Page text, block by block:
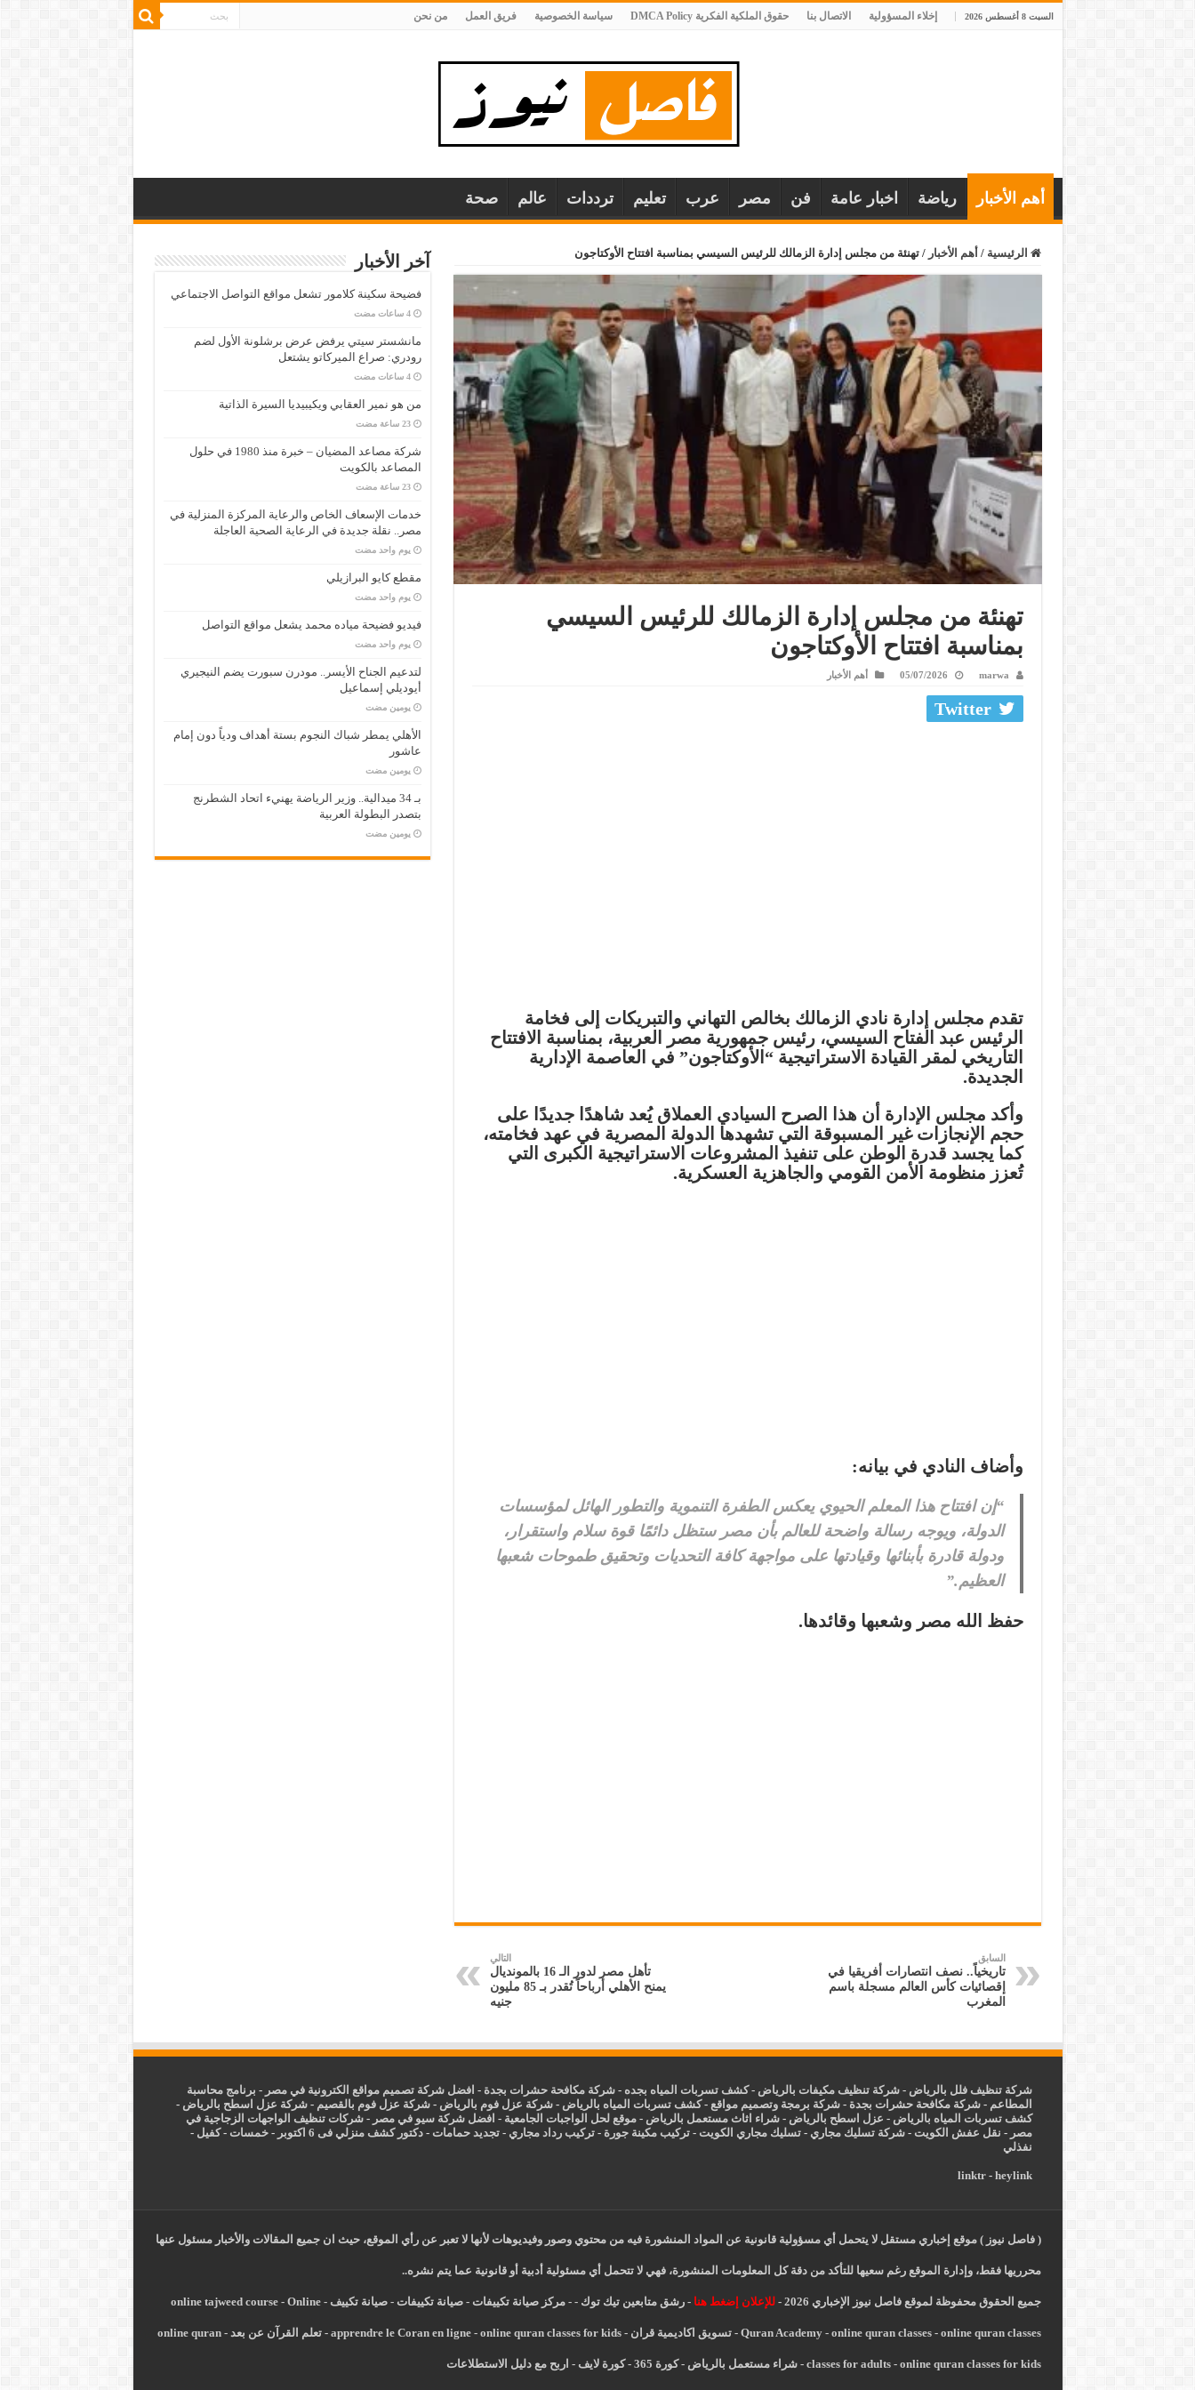
السبت 8 أغسطس 2026 إخلاء المسؤولية الاتصال بنا حقوق الملكية الفكرية DMCA Policy سياسة الخصوصية فريق العمل من نحن
أهم الأخبار رياضة اخبار عامة فن مصر عرب تعليم ترددات عالم صحة
الرئيسية / أهم الأخبار / تهنئة من مجلس إدارة الزمالك للرئيس السيسي بمناسبة افتتاح الأوكتاجون
تهنئة من مجلس إدارة الزمالك للرئيس السيسي
بمناسبة افتتاح الأوكتاجون
marwa
05/07/2026 أهم الأخبار
Twitter
تقدم مجلس إدارة نادي الزمالك بخالص التهاني والتبريكات إلى فخامة
الرئيس عبد الفتاح السيسي، رئيس جمهورية مصر العربية، بمناسبة الافتتاح
التاريخي لمقر القيادة الاستراتيجية“الأوكتاجون” في العاصمة الإدارية
الجديدة.
وأكد مجلس الإدارة أن هذا الصرح السيادي العملاق يُعد شاهدًا جديدًا على
حجم الإنجازات غير المسبوقة التي تشهدها الدولة المصرية في عهد فخامته،
كما يجسد قدرة الوطن على تنفيذ المشروعات الاستراتيجية الكبرى التي
تُعزز منظومة الأمن القومي والجاهزية العسكرية.
وأضاف النادي في بيانه:
“إن افتتاح هذا المعلم الحيوي يعكس الطفرة التنموية والتطور الهائل لمؤسسات
الدولة، ويوجه رسالة واضحة للعالم بأن مصر ستظل دائمًا قوة سلام واستقرار،
ودولة قادرة بأبنائها وقيادتها على مواجهة كافة التحديات وتحقيق طموحات شعبها
العظيم.”
حفظ الله مصر وشعبها وقائدها.
السابق
تاريخياً.. نصف انتصارات أفريقيا في
إقصائيات كأس العالم مسجلة باسم
المغرب
التالي
تأهل مصر لدور الـ 16 بالمونديال
يمنح الأهلي أرباحاً تُقدر بـ 85 مليون
جنيه
آخر الأخبار
فضيحة سكينة كلامور تشعل مواقع التواصل الاجتماعي
‏4 ساعات مضت
مانشستر سيتي يرفض عرض برشلونة الأول لضم
رودري: صراع الميركاتو يشتعل
‏4 ساعات مضت
من هو نمير العقابي ويكيبيديا السيرة الذاتية
‏23 ساعة مضت
شركة مصاعد المضيان – خبرة منذ 1980 في حلول
المصاعد بالكويت
‏23 ساعة مضت
خدمات الإسعاف الخاص والرعاية المركزة المنزلية في
مصر.. نقلة جديدة في الرعاية الصحية العاجلة
‏يوم واحد مضت
مقطع كايو البرازيلي
‏يوم واحد مضت
فيديو فضيحة مياده محمد يشعل مواقع التواصل
‏يوم واحد مضت
لتدعيم الجناح الأيسر.. مودرن سبورت يضم النيجيري
أيوديلي إسماعيل
‏يومين مضت
الأهلي يمطر شباك النجوم بستة أهداف ودياً دون إمام
عاشور
‏يومين مضت
بـ 34 ميدالية.. وزير الرياضة يهنيء اتحاد الشطرنج
بتصدر البطولة العربية
‏يومين مضت
شركة تنظيف فلل بالرياض -شركة تنظيف مكيفات بالرياض -كشف تسربات المياه بجده -شركة مكافحة حشرات بجدة - افضل شركة تصميم مواقع الكترونية في مصر - برنامج محاسبة
المطاعم -شركة مكافحة حشرات بجدة -شركة برمجة وتصميم مواقع -كشف تسربات المياه بالرياض -شركة عزل فوم بالرياض -شركة عزل فوم بالقصيم -شركة عزل اسطح بالرياض -
كشف تسربات المياه بالرياض - عزل اسطح بالرياض -شراء اثاث مستعمل بالرياض - موقع لحل الواجبات الجامعية - افضل شركة سيو في مصر -شركات تنظيف الواجهات الزجاجية في
مصر - نقل عفش الكويت -شركة تسليك مجاري -تسليك مجاري الكويت -تركيب مكينة جورة -تركيب رداد مجاري -تجديد حمامات -دكتور كشف منزلي فى 6 اكتوبر -خمسات -كفيل -
نفذلي
linktr- heylink
( فاصل نيوز ) موقع إخباري مستقل لا يتحمل أي مسؤولية قانونية عن المواد المنشورة فيه من محتوي وصور وفيديوهات لأنها لا تعبر عن رأي الموقع، حيث ان جميع المقالات والأخبار مسئول عنها
محرريها فقط، وإدارة الموقع رغم سعيها للتأكد من دقة كل المعلومات المنشورة، فهي لا تتحمل أي مسئولية أدبية أو قانونية عما يتم نشره..
جميع الحقوق محفوظة لموقع فاصل نيوز الإخباري 2026 - للإعلان إضغط هنا -رشق متابعين تيك توك -
-مركز صيانة تكييفات -صيانة تكييفات -صيانة تكييف -
online tajweed course- Online
Quran Academy- online quran classes- online quran classes
-تسويق اكاديمية قران -
apprendre le Coran en ligne- online quran classes for kids
-تعلم القرآن عن بعد -
online quran
classes for adults- online quran classes for kids
-شراء مستعمل بالرياض -كورة 365 -كورة لايف - اربح مع دليل الاستطلاعات